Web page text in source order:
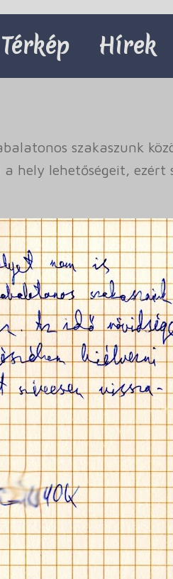
Térkép Hírek
szakaszunk
hely lehetőségeit, ezért